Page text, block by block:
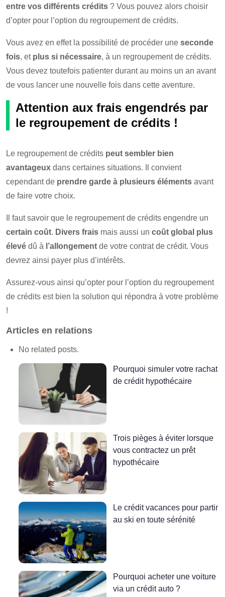
entre vos différents crédits ? Vous pouvez alors choisir
d’opter pour l’option du regroupement de crédits.
Vous avez en effet la possibilité de procéder une seconde
fois, et plus si nécessaire, à un regroupement de crédits.
Vous devez toutefois patienter durant au moins un an avant
de vous lancer une nouvelle fois dans cette aventure.
Attention aux frais engendrés par
le regroupement de crédits !
Le regroupement de crédits peut sembler bien
avantageux dans certaines situations. Il convient
cependant de prendre garde à plusieurs éléments avant
de faire votre choix.
Il faut savoir que le regroupement de crédits engendre un
certain coût. Divers frais mais aussi un coût global plus
élevé dû à l’allongement de votre contrat de crédit. Vous
devrez ainsi payer plus d’intérêts.
Assurez-vous ainsi qu’opter pour l’option du regroupement
de crédits est bien la solution qui répondra à votre problème
!
Articles en relations
No related posts.
Pourquoi simuler votre rachat
de crédit hypothécaire
Trois pièges à éviter lorsque
vous contractez un prêt
hypothécaire
Le crédit vacances pour partir
au ski en toute sérénité
Pourquoi acheter une voiture
via un crédit auto ?